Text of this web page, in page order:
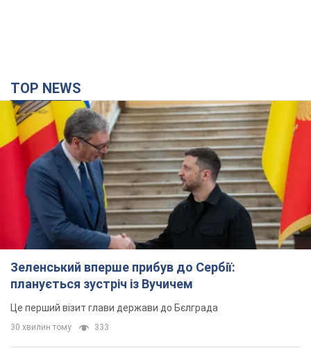
TOP NEWS
Зеленський вперше прибув до Сербії:
планується зустріч із Вучичем
Це перший візит глави держави до Бєлграда
30 хвилин тому 333